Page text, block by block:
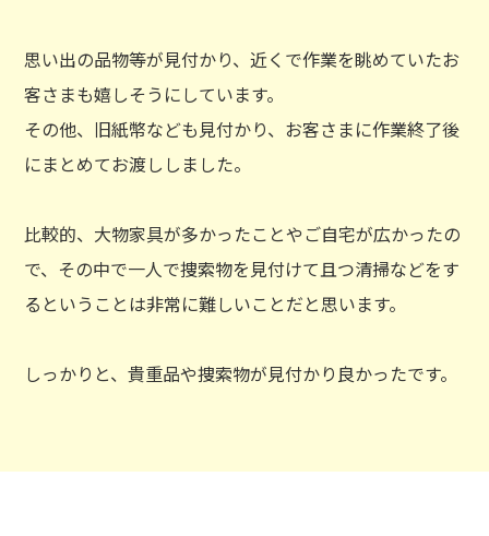
思い出の品物等が見付かり、近くで作業を眺めていたお
客さまも嬉しそうにしています。
その他、旧紙幣なども見付かり、お客さまに作業終了後
にまとめてお渡ししました。
比較的、大物家具が多かったことやご自宅が広かったの
で、その中で一人で捜索物を見付けて且つ清掃などをす
るということは非常に難しいことだと思います。
しっかりと、貴重品や捜索物が見付かり良かったです。